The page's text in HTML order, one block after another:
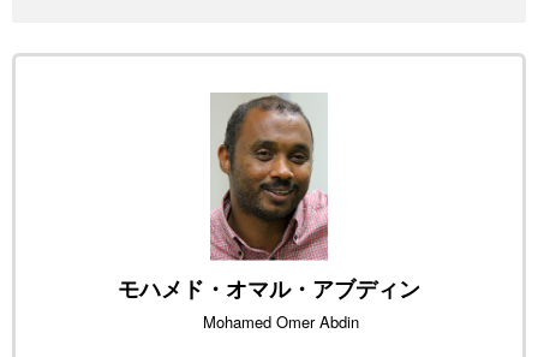
スポーツ・東京2020
Topics
モハメド・オマル・アブディン
Mohamed Omer Abdin